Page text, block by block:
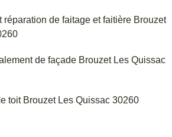
réparation de faitage et faitière Brouzet
de façade Brouzet Les Quissac
toit Brouzet Les Quissac 30260